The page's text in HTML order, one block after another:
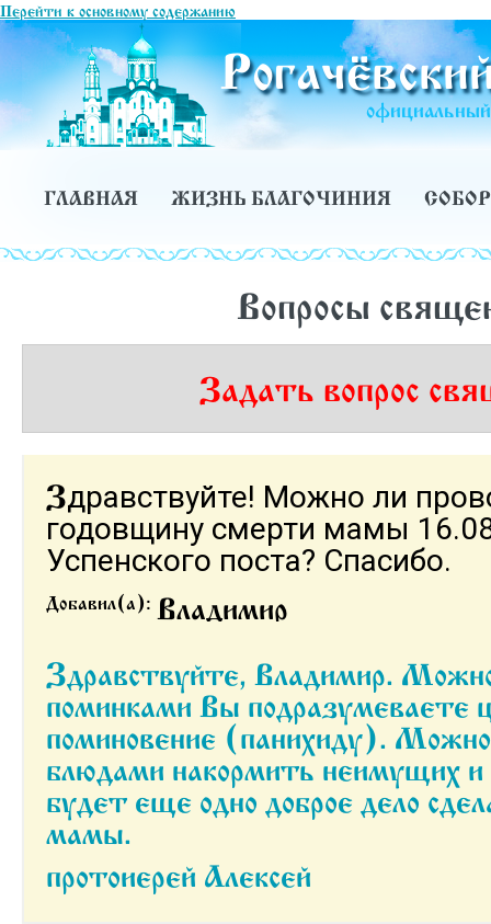
Перейти к основному содержанию
официальный
ГЛАВНАЯ ЖИЗНЬ БЛАГОЧИНИЯ СОБОР
Вопросы
Задать вопрос
З дравствуйте! Можно ли
годовщину смерти мамы
Успенского поста? Спасибо.
Добавил(а): Владимир
Здравствуйте, Владимир. Можно, если под
поминками Вы подразумеваете
поминовение (панихиду).
блюдами накормить неимущих и
будет еще одно доброе дело
мамы.
протоиерей Алексей